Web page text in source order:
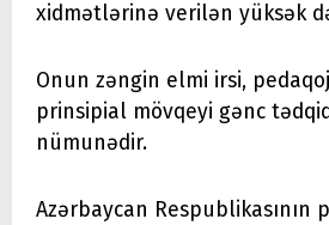
xidmətlərinə verilən yüksək
Onun zəngin elmi irsi,
prinsipial mövqeyi gənc
nümunədir.
Azərbaycan Respublikasının